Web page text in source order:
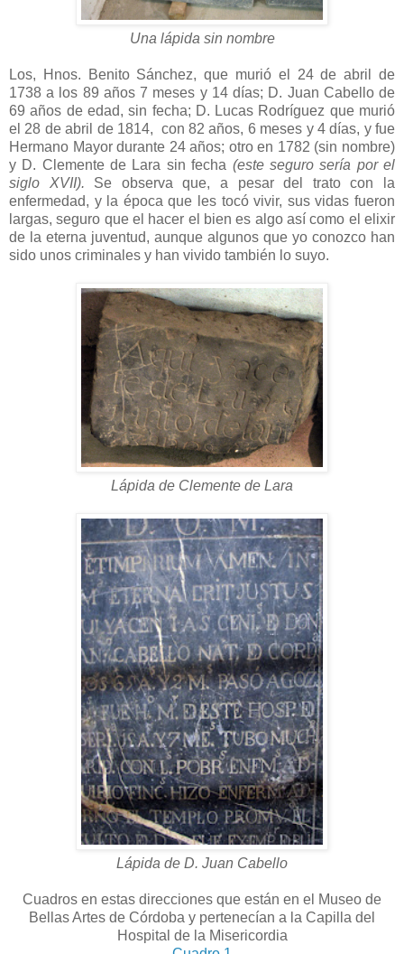
Una lápida sin nombre
Los, Hnos. Benito Sánchez, que murió el 24 de abril de
1738 a los 89 años 7 meses y 14 días; D. Juan Cabello de
69 años de edad, sin fecha; D. Lucas Rodríguez que murió
el 28 de abril de 1814, con 82 años, 6 meses y 4 días, y fue
Hermano Mayor durante 24 años; otro en 1782 (sin nombre)
y D. Clemente de Lara sin fecha (este seguro sería por el
siglo XVII). Se observa que, a pesar del trato con la
enfermedad, y la época que les tocó vivir, sus vidas fueron
largas, seguro que el hacer el bien es algo así como el elixir
de la eterna juventud, aunque algunos que yo conozco han
sido unos criminales y han vivido también lo suyo.
Lápida de Clemente de Lara
Lápida de D. Juan Cabello
Cuadros en estas direcciones que están en el Museo de
Bellas Artes de Córdoba y pertenecían a la Capilla del
Hospital de la Misericordia